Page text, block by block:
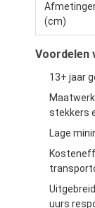
Fabriekstour
Neem
Nieuws
(cm)
Voordelen
13+ jaar
stekkers
Lage
uurs